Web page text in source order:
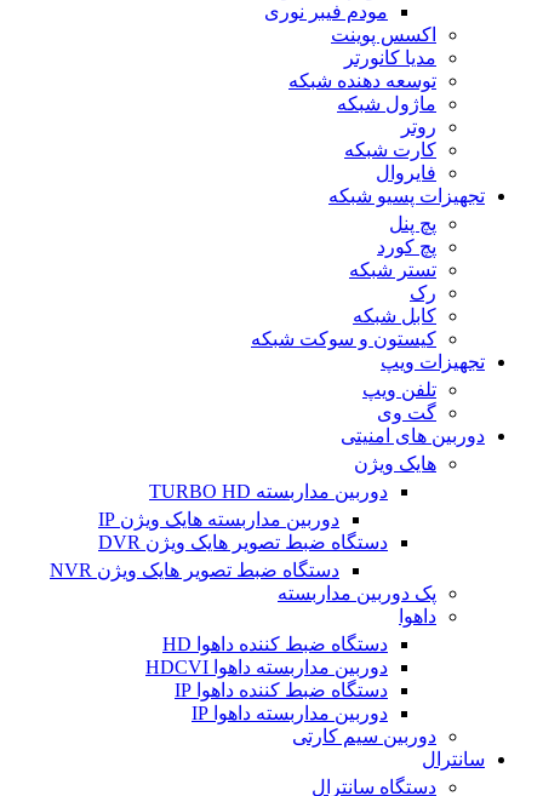
مودم فیبر نوری
اکسس پوینت
مدیا کانورتر
توسعه دهنده شبکه
ماژول شبکه
روتر
کارت شبکه
فایروال
تجهیزات پسیو شبکه
پچ پنل
پچ کورد
تستر شبکه
رک
کابل شبکه
کیستون و سوکت شبکه
تجهیزات ویپ
تلفن ویپ
گت وی
دوربین های امنیتی
هایک ویژن
دوربین مداربسته TURBO HD
دوربین مداربسته هایک ویژن IP
دستگاه ضبط تصویر هایک ویژن DVR
دستگاه ضبط تصویر هایک ویژن NVR
پک دوربین مداربسته
داهوا
دستگاه ضبط کننده داهوا HD
دوربین مداربسته داهوا HDCVI
دستگاه ضبط کننده داهوا IP
دوربین مداربسته داهوا IP
دوربین سیم کارتی
سانترال
دستگاه سانترال